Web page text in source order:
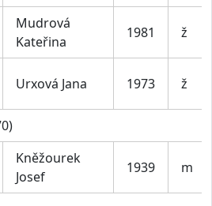
Mudrová
Kateřina
1981 ž
Urxová Jana 1973 ž
Kněžourek
Josef
1939 m